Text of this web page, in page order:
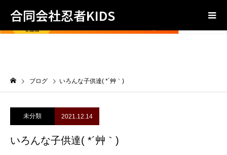
合同会社忍者KIDS
ブログ いろんな子供達( *´艸｀)
未分類 2021.12.14
いろんな子供達( *´艸｀)